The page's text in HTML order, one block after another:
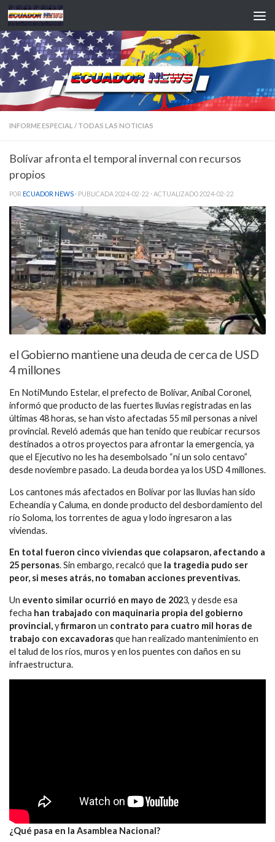
Saltar al contenido
INFORME ESPECIAL / TODAS LAS NOTICIAS
Bolívar afronta el temporal invernal con recursos
propios
POR ECUADOR NEWS · PUBLICADA2024-02-22 · ACTUALIZADO2024-02-22
el Gobierno mantiene una deuda de cerca de USD
4 millones
En NotiMundo Estelar, el prefecto de Bolívar, Aníbal Coronel,
informó que producto de las fuertes lluvias registradas en las
últimas 48 horas, se han visto afectadas 55 mil personas a nivel
provincial. Reveló además que han tenido que reubicar recursos
destinados a otros proyectos para afrontar la emergencia, ya
que el Ejecutivo no les ha desembolsado “ni un solo centavo”
desde noviembre pasado. La deuda bordea ya los USD 4 millones.
Los cantones más afectados en Bolívar por las lluvias han sido
Echeandía y Caluma, en donde producto del desbordamiento del
río Soloma, los torrentes de agua y lodo ingresaron a las
viviendas.
En total fueron cinco viviendas que colapsaron, afectando a
25 personas. Sin embargo, recalcó que la tragedia pudo ser
peor, si meses atrás, no tomaban acciones preventivas.
Un evento similar ocurrió en mayo de 2023, y desde esa
fecha han trabajado con maquinaria propia del gobierno
provincial,yfirmaron un contrato para cuatro mil horas de
trabajo con excavadorasque han realizado mantenimiento en
el talud de los ríos, muros y en los puentes con daños en su
infraestructura.
¿Qué pasa en la Asamblea Nacional?